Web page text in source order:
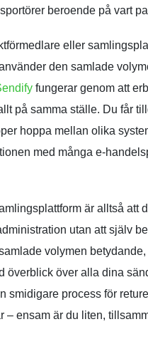
beroende på vart
eller
den samlade
fungerar genom att
på samma ställe. Du får
hoppa mellan olika
med många e-
är alltså att
utan att själv
volymen
överblick över alla dina
smidigare process för
– ensam är du liten,